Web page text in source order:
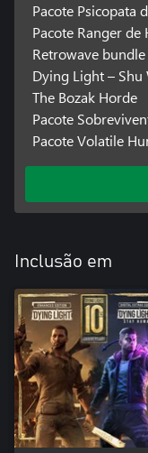
Pacote Psicopata
Pacote Ranger de
Retrowave bundle
Dying Light –
The Bozak Horde
Pacote
Pacote Volatile
Inclusão em